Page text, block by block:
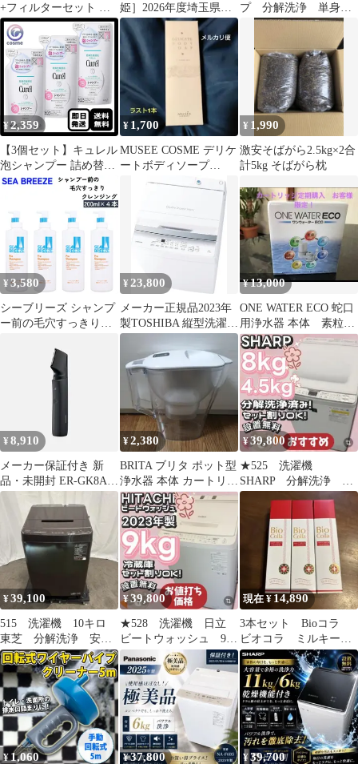
+フィルターセット 譲
渡証明書付き
姫］2026年度埼玉県
産 急速冷凍
プ 分解洗浄 単身向
け綺麗 安い 設置無
¥2,359
【3個セット】キュレル
泡シャンプー 詰め替え
380ml シャンプー
¥ 1,700
MUSEE COSME デリケ
ートボディソープ
80g 付属品あり
¥ 1,990
激安そばがら2.5kg×2合
計5kg そばがら枕
¥3,580
シーブリーズ シャンプ
ー前の毛穴すっきりク
SEA BREEZE スカルプ
ケア シャンプー前 頭皮
地肌 皮脂 臭い かゆみ
毛穴 クレンジング 保湿
植物由来 メンズ 男性
女性 頭皮クレンジング
頭皮洗浄 毛穴洗浄 頭皮
¥ 23,800
メーカー正規品2023年
製TOSHIBA 縦型洗濯機
AW-6GA2 6kg
¥13,000
ONE WATER ECO 蛇口
用浄水器 本体 素粒水
ビーズブレスレット付
き
¥8,910
メーカー保証付き 新
品・未開封 ER-GK8A-
K パナソニック
Panasonic ラムダッシュ
ボディトリマー ブラッ
ク LAMDASH BODY
TRIMMER 沖縄県及び
離島地域等配送不可
【60】
¥2,380
BRITA ブリタ ポット型
浄水器 本体 カートリッ
ジセット
¥39,800
★525 洗濯機
SHARP 分解洗浄 一
人暮らし 綺麗 安
い 中古 設置無料
¥39,100
515 洗濯機 10キロ
東芝 分解洗浄 安
い 綺麗 自動投入
設置無料
¥39,800
★528 洗濯機 日立
ビートウォッシュ 9キ
ロ 安い 設置無料
BW-X90H
現在 ¥ 14,890
3本セット Bioコラ
ビオコラ ミルキーセ
ラムクレンジング ショ
ップチャンネル
¥ 1,060 ¥37,800 ¥39,700